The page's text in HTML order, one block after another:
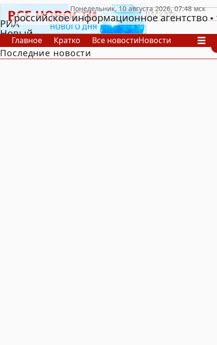
РИА
Новый
День
российское информационное агентство
Главное Кратко Все новостиНовости
В России
В мире
Последние новости